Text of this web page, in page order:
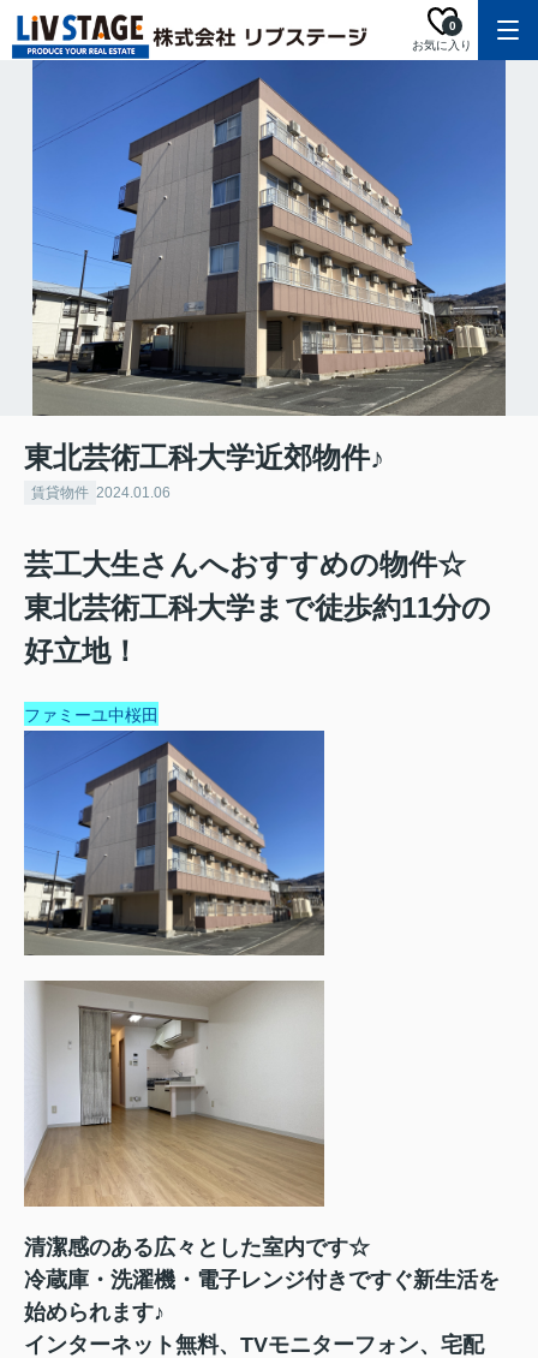
お気に入り
0
東北芸術工科大学近郊物件♪
賃貸物件 2024.01.06
芸工大生さんへおすすめの物件☆
東北芸術工科大学まで徒歩約11分の
好立地！
ファミーユ中桜田
清潔感のある広々とした室内です☆
冷蔵庫・洗濯機・電子レンジ付きですぐ新生活を
始められます♪
インターネット無料、TVモニターフォン、宅配